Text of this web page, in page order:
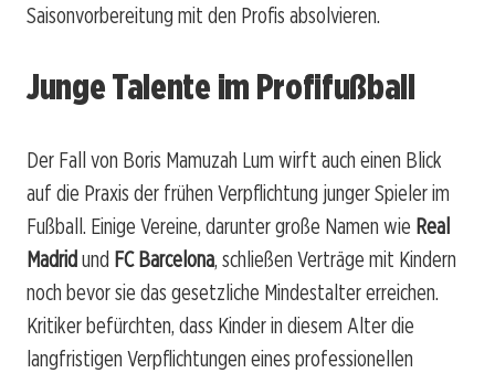
Saisonvorbereitung mit den Profis absolvieren.
Junge Talente im Profifußball
Der Fall von Boris Mamuzah Lum wirft auch einen Blick
auf die Praxis der frühen Verpflichtung junger Spieler im
Fußball. Einige Vereine, darunter große Namen wie Real
Madridund FC Barcelona, schließen Verträge mit Kindern
noch bevor sie das gesetzliche Mindestalter erreichen.
Kritiker befürchten, dass Kinder in diesem Alter die
langfristigen Verpflichtungen eines professionellen